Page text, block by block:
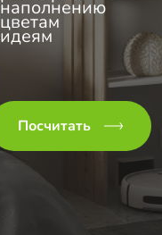
наполнению
цветам
идеям
Посчитать